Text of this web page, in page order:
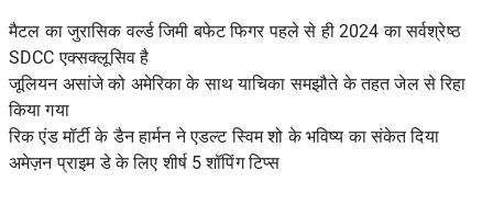
मैटल का जुरासिक वर्ल्ड जिमी बफेट फिगर पहले से ही 2024 का सर्वश्रेष्ठ
SDCC एक्सक्लूसिव है
जूलियन असांजे को अमेरिका के साथ याचिका समझौते के तहत जेल से रिहा
किया गया
रिक एंड मॉर्टी के डैन हार्मन ने एडल्ट स्विम शो के भविष्य का संकेत दिया
अमेज़न प्राइम डे के लिए शीर्ष 5 शॉपिंग टिप्स